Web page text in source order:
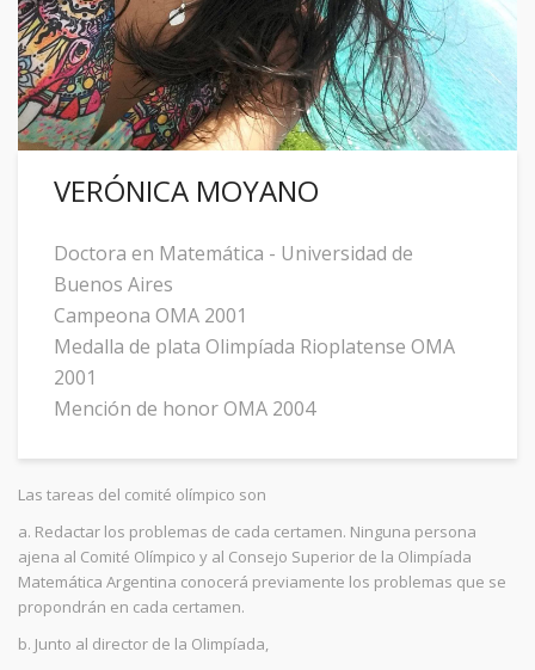
VERÓNICA MOYANO
Doctora en Matemática - Universidad de
Buenos Aires
Campeona OMA 2001
Medalla de plata Olimpíada Rioplatense OMA
2001
Mención de honor OMA 2004
Las tareas del comité olímpico son
a. Redactar los problemas de cada certamen. Ninguna persona
ajena al Comité Olímpico y al Consejo Superior de la Olimpíada
Matemática Argentina conocerá previamente los problemas que se
propondrán en cada certamen.
b. Junto al director de la Olimpíada,